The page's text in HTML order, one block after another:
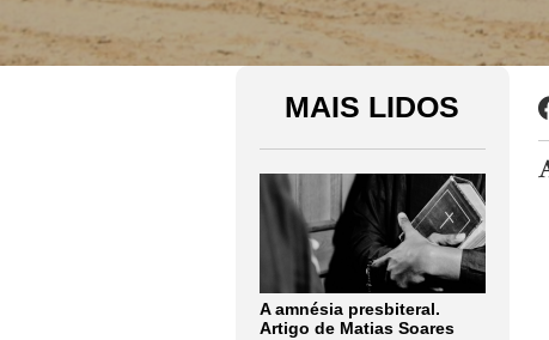
MAIS LIDOS
A amnésia presbiteral.
Artigo de Matias Soares